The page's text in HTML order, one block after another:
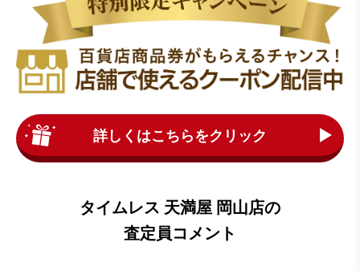
詳しくはこちらをクリック
タイムレス 天満屋 岡山店の
査定員コメント